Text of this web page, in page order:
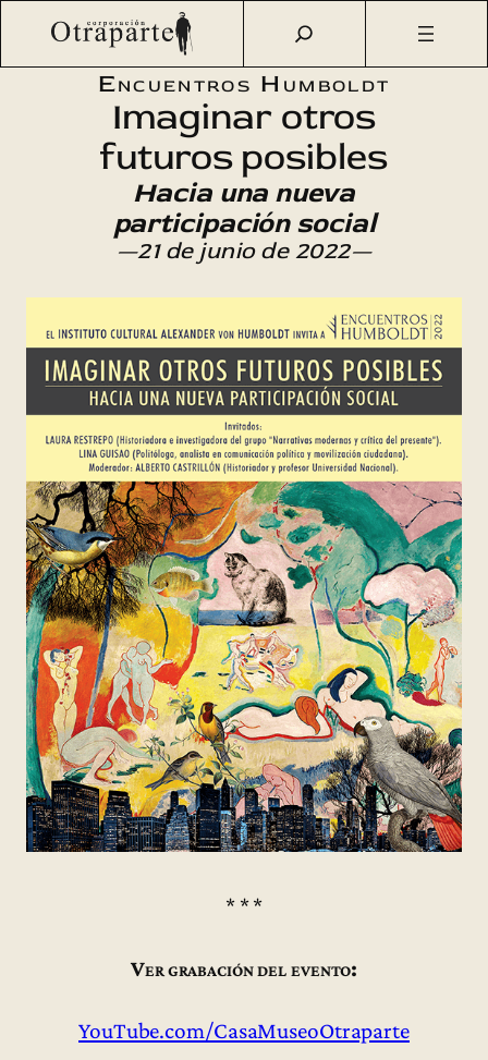
Saltar
Otraparte.org/Agenda Cultural Ciencia
Imaginar otros
Encuentros Humboldt
Imaginar otros
futuros posibles
Hacia una nueva
participación social
—21 de junio de 2022—
* * *
Ver grabación del evento:
YouTube.com/CasaMuseoOtraparte